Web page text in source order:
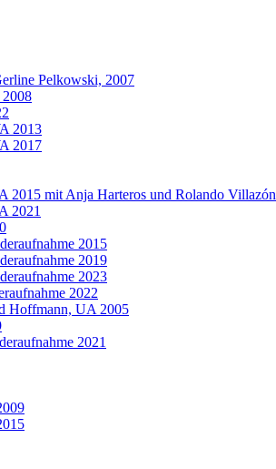
Pelkowski, 2007
2013
2017
2015 mit Anja Harteros und Rolando Villazón
2021
2015
2019
2023
2022
Hoffmann, UA 2005
2021